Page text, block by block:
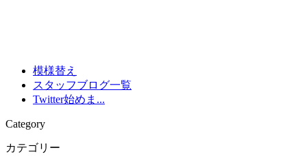
模様替え
スタッフブログ一覧
Twitter始めま...
Category
カテゴリー